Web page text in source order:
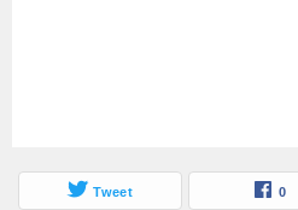
Tweet 0